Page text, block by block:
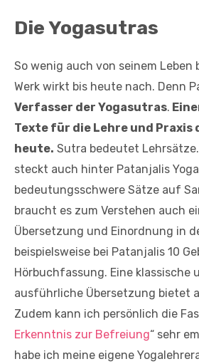
Die Yogasutras
So wenig auch von seinem Leben
Werk wirkt bis heute nach. Denn
Verfasser der Yogasutras.
Texte für die Lehre und Praxis
heute. Sutra bedeutet
steckt auch hinter Patanjalis
bedeutungsschwere Sätze auf
braucht es zum Verstehen auch
Übersetzung und Einordnung in
beispielsweise bei Patanjalis 10
Hörbuchfassung. Eine klassische
ausführliche Übersetzung bietet
Zudem kann ich persönlich die
Erkenntnis zur Befreiung“ sehr
habe ich meine eigene